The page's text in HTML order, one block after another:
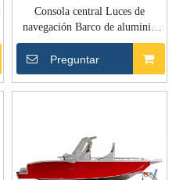
Consola central Luces de
navegación Barco de aluminio
en alta mar
Preguntar